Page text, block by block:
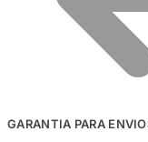
GARANTIA PARA